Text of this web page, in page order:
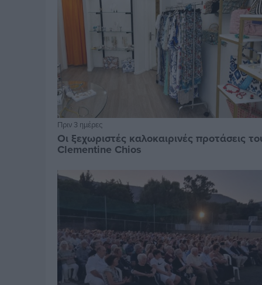
Πριν 3 ημέρες
Οι ξεχωριστές καλοκαιρινές προτάσεις
Clementine Chios